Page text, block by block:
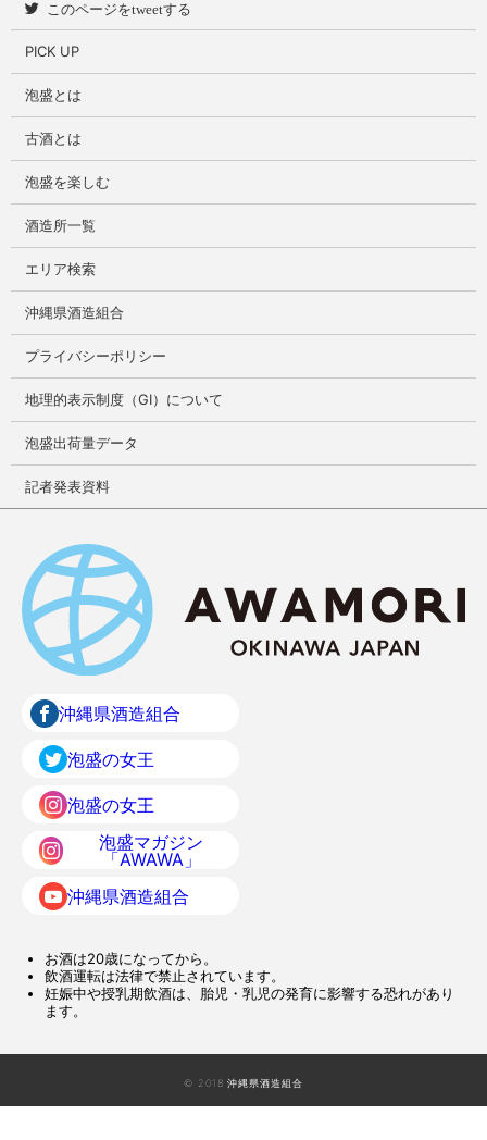
このページをtweetする
PICK UP
泡盛とは
古酒とは
泡盛を楽しむ
酒造所一覧
エリア検索
沖縄県酒造組合
プライバシーポリシー
地理的表示制度（GI）について
泡盛出荷量データ
記者発表資料
沖縄県酒造組合
泡盛の女王
泡盛の女王
泡盛マガジン
「AWAWA」
沖縄県酒造組合
お酒は20歳になってから。
飲酒運転は法律で禁止されています。
妊娠中や授乳期飲酒は、胎児・乳児の発育に影響する恐れがあり
ます。
© 2018 沖縄県酒造組合